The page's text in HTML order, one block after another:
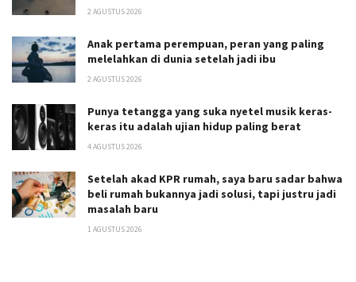
2 AGUSTUS 2026
Anak pertama perempuan, peran yang paling
melelahkan di dunia setelah jadi ibu
2 AGUSTUS 2026
Punya tetangga yang suka nyetel musik keras-
keras itu adalah ujian hidup paling berat
4 AGUSTUS 2026
Setelah akad KPR rumah, saya baru sadar bahwa
beli rumah bukannya jadi solusi, tapi justru jadi
masalah baru
1 AGUSTUS 2026